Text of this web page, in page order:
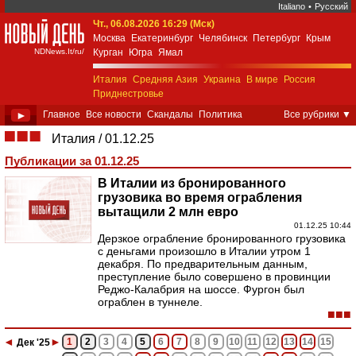
Italiano • Русский
New Day Italia
NDNews.It/ru/
Чт., 06.08.2026 16:29 (Мск)
Москва
Екатеринбург Челябинск Петербург
Крым
Курган
Югра Ямал
Италия Средняя Азия Украина В мире
Россия
Приднестровье
► Главное Все новости Скандалы
Политика
Экономика Общество Спорт Культура
Weekend 18+
Авторское
Все рубрики ▼
■■■ Италия
01.12.25
Публикации за 01.12.25
В Италии из бронированного
грузовика во время ограбления
вытащили 2 млн евро
01.12.25 10:44
Дерзкое ограбление бронированного грузовика
с деньгами произошло в Италии утром 1
декабря. По предварительным данным,
преступление было совершено в провинции
Реджо-Калабрия на шоссе. Фургон был
ограблен в туннеле.
■■■
◄ Дек '25► 1 2 3 4 5 6 7 8 9 10 11 12 13 14
15